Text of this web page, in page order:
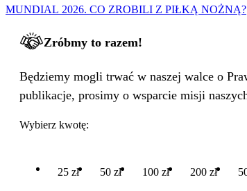
MUNDIAL 2026. CO ZROBILI Z PIŁKĄ NOŻNĄ?
Zróbmy to razem!
Będziemy mogli trwać w naszej walce o
publikacje, prosimy o wsparcie misji
Wybierz kwotę:
25 zł 50 zł 100 zł 200 zł